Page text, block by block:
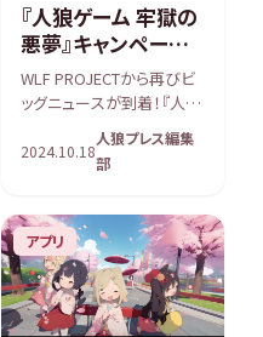
『人狼ゲーム 牢獄の
悪夢』キャンペーン
第2弾！豪華賞品
PS5をゲットしよう！
WLF PROJECTから再びビ
ッグニュースが到着！『人狼
ゲーム 牢獄の悪夢』キャン
ペーン第2弾がスタートし
ました！前回のNintendo
ーンに続き、今回はさらに
豪華な賞品、なんと、『Pl
[…]
2024.10.18
人狼プレス編集
部
アプリ